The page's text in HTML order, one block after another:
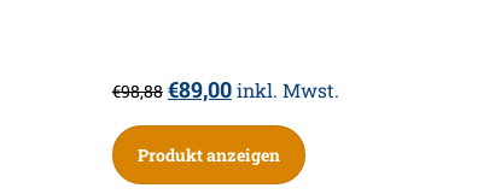
€98,88 Ursprünglicher
war:
€98,88
€89,00Aktueller
ist:
€89,00.
inkl. Mwst.
Produkt anzeigen